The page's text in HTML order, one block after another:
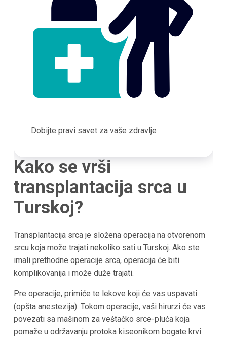
Dobijte pravi savet za vaše zdravlje
Kako se vrši
transplantacija srca u
Turskoj?
Transplantacija srca je složena operacija na otvorenom
srcu koja može trajati nekoliko sati u Turskoj. Ako ste
imali prethodne operacije srca, operacija će biti
komplikovanija i može duže trajati.
Pre operacije, primiće te lekove koji će vas uspavati
(opšta anestezija). Tokom operacije, vaši hirurzi će vas
povezati sa mašinom za veštačko srce-pluća koja
pomaže u održavanju protoka kiseonikom bogate krvi